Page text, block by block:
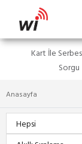
Kart İle
Sorgu
Anasayfa